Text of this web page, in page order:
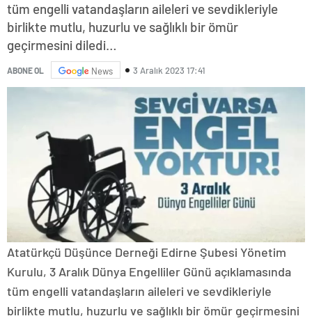
tüm engelli vatandaşların aileleri ve sevdikleriyle
birlikte mutlu, huzurlu ve sağlıklı bir ömür
geçirmesini diledi…
ABONE OL News 3 Aralık 2023 17:41
Atatürkçü Düşünce Derneği Edirne Şubesi Yönetim
Kurulu, 3 Aralık Dünya Engelliler Günü açıklamasında
tüm engelli vatandaşların aileleri ve sevdikleriyle
birlikte mutlu, huzurlu ve sağlıklı bir ömür geçirmesini